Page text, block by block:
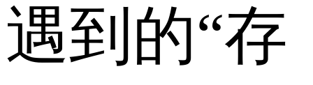
遇到的“存